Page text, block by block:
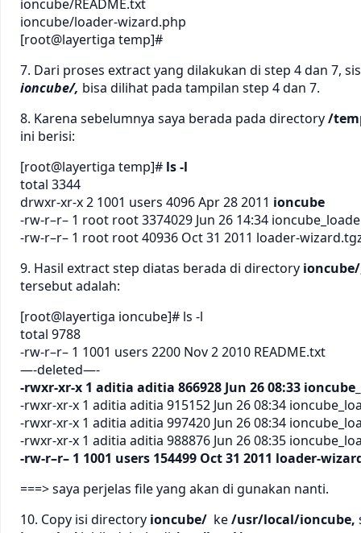
ioncube/README.txt
ioncube/loader-wizard.php
[root@layertiga temp]#
7. Dari proses extract yang dilakukan di step 4 dan 7,
ioncube/, bisa dilihat pada tampilan step 4 dan 7.
8. Karena sebelumnya saya berada pada directory/
ini berisi:
[root@layertiga temp]# ls -l
total 3344
drwxr-xr-x 2 1001 users 4096 Apr 28 2011 ioncube
-rw-r–r– 1 root root 3374029 Jun 26 14:34
-rw-r–r– 1 root root 40936 Oct 31 2011 loader-
9. Hasil extract step diatas berada di directory
tersebut adalah:
[root@layertiga ioncube]# ls -l
total 9788
-rw-r–r– 1 1001 users 2200 Nov 2 2010 README.txt
—-deleted—-
-rwxr-xr-x 1 aditia aditia 866928 Jun 26 08:33
-rwxr-xr-x 1 aditia aditia 915152 Jun 26 08:34
-rwxr-xr-x 1 aditia aditia 997420 Jun 26 08:34
-rwxr-xr-x 1 aditia aditia 988876 Jun 26 08:35
-rw-r–r– 1 1001 users 154499 Oct 31 2011 loader-
===> saya perjelas file yang akan di gunakan nanti.
10. Copy isi directory ioncube/ ke/usr/local/ioncube,